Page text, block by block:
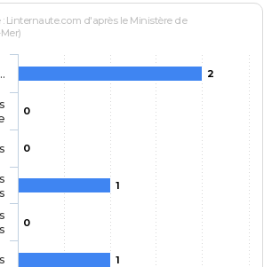
Linternaute.com d'après le Ministère de
2
0
0
1
0
1